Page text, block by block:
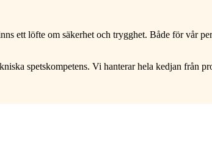
ett löfte om säkerhet och trygghet. Både för vår
spetskompetens. Vi hanterar hela kedjan från